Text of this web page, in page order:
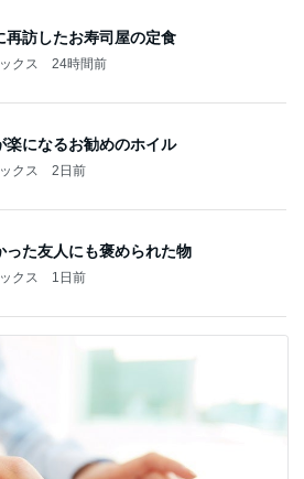
再訪したお寿司屋の定食
クス 24時間前
楽になるお勧めのホイル
クス 2日前
った友人にも褒められた物
クス 1日前